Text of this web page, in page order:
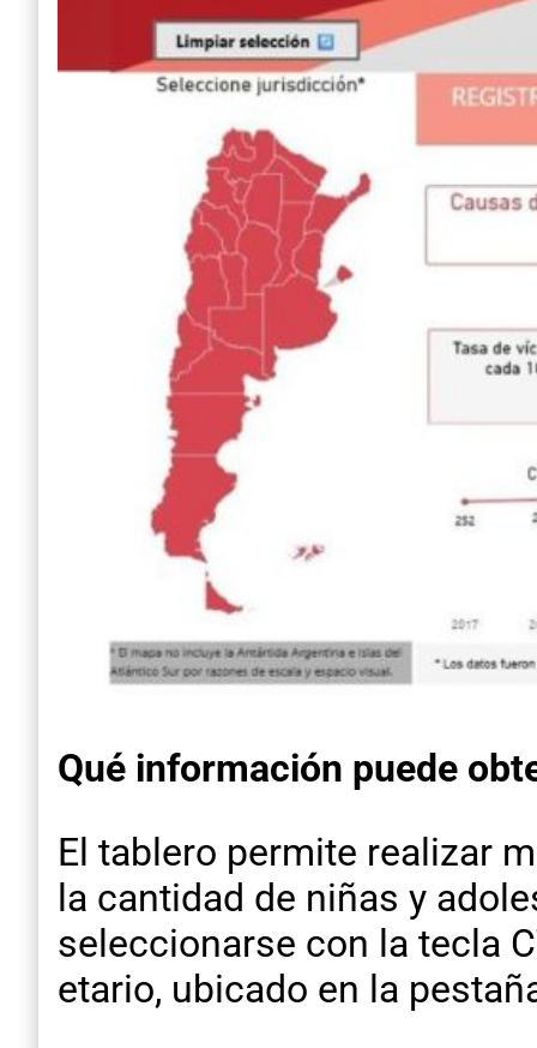
Qué información puede
El tablero permite realizar
la cantidad de niñas y
seleccionarse con la tecla
etario, ubicado en la